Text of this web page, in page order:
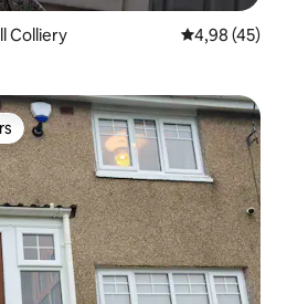
Colliery Évaluation
4,98 (45)